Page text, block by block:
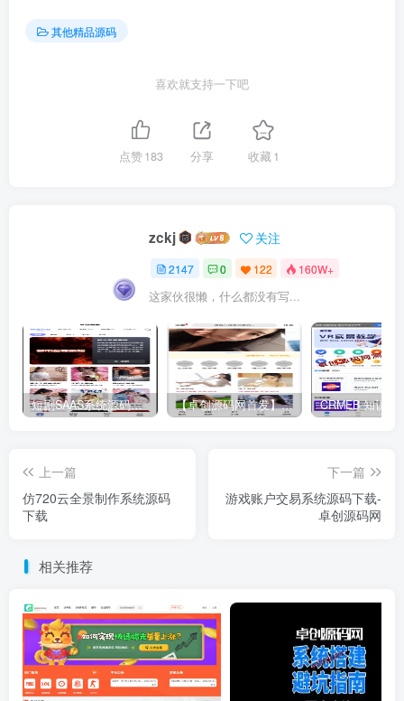
其他精品源码
喜欢就支持一下吧
点赞183 分享 收藏1
zckj 关注
2147 0 122 160W+
这家伙很懒，什么都没有写...
短剧SAAS系统源码｜多端分销+云存储+多租户架构 【卓创源码网首发】全开源视频打赏系统源码｜双模板+代理分站+易支付对接｜API全面修复｜站长盈利利器！​
上一篇
仿720云全景制作系统源码
下载
下一篇
游戏账户交易系统源码下载-
卓创源码网
相关推荐